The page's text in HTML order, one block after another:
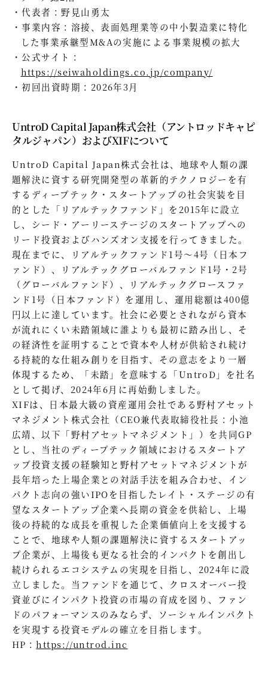
代表者：野見山勇太
事業内容：溶接、表面処理業等の中小製造業に特化
した事業承継型M&Aの実施による事業規模の拡大
公式サイト：
https://seiwaholdings.co.jp/company/
初回出資時期：2026年3月
UntroD Capital Japan株式会社（アントロッドキャピ
タルジャパン）およびXIFについて
UntroD Capital Japan株式会社は、地球や人類の課
題解決に資する研究開発型の革新的テクノロジーを有
するディープテック・スタートアップの社会実装を目
的とした「リアルテックファンド」を2015年に設立
し、シード・アーリーステージのスタートアップへの
リード投資およびハンズオン支援を行ってきました。
現在までに、リアルテックファンド1号〜4号（日本フ
ァンド）、リアルテックグローバルファンド1号・2号
（グローバルファンド）、リアルテックグロースファ
ンド1号（日本ファンド）を運用し、運用総額は400億
円以上に達しています。社会に必要とされながら資本
が流れにくい未踏領域に誰よりも最初に踏み出し、そ
の経済性を証明することで資本や人材が供給され続け
る持続的な仕組み創りを目指す、その意志をより一層
体現するため、「未踏」を意味する「UntroD」を社名
として掲げ、2024年6月に再始動しました。
XIFは、日本最大級の資産運用会社である野村アセット
マネジメント株式会社（CEO兼代表取締役社長：小池
広靖、以下「野村アセットマネジメント」）を共同GP
とし、当社のディープテック領域におけるスタートア
ップ投資支援の経験知と野村アセットマネジメントが
長年培った上場企業との対話手法を組み合わせ、イン
パクト志向の強いIPOを目指したレイト・ステージの有
望なスタートアップ企業へ長期の資金を供給し、上場
後の持続的な成長を重視した企業価値向上を支援する
ことで、地球や人類の課題解決に資するスタートアッ
プ企業が、上場後も更なる社会的インパクトを創出し
続けられるエコシステムの実現を目指し、2024年に設
立しました。当ファンドを通じて、クロスオーバー投
資並びにインパクト投資の市場の育成を図り、ファン
ドのパフォーマンスのみならず、ソーシャルインパクト
を実現する投資モデルの確立を目指します。
HP：https://untrod.inc